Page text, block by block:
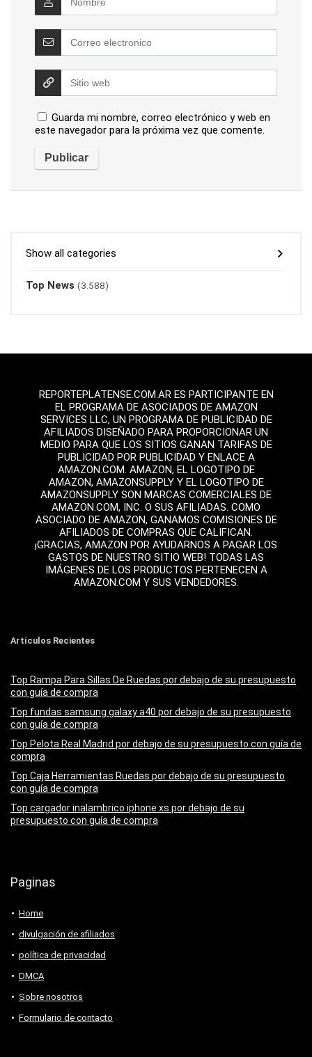
Guarda mi nombre, correo electrónico y web en
este navegador para la próxima vez que comente.
Show all categories
Top News (3.588)
REPORTEPLATENSE.COM.AR ES PARTICIPANTE EN
EL PROGRAMA DE ASOCIADOS DE AMAZON
SERVICES LLC, UN PROGRAMA DE PUBLICIDAD DE
AFILIADOS DISEÑADO PARA PROPORCIONAR UN
MEDIO PARA QUE LOS SITIOS GANAN TARIFAS DE
PUBLICIDAD POR PUBLICIDAD Y ENLACE A
AMAZON.COM. AMAZON, EL LOGOTIPO DE
AMAZON, AMAZONSUPPLY Y EL LOGOTIPO DE
AMAZONSUPPLY SON MARCAS COMERCIALES DE
AMAZON.COM, INC. O SUS AFILIADAS. COMO
ASOCIADO DE AMAZON, GANAMOS COMISIONES DE
AFILIADOS DE COMPRAS QUE CALIFICAN.
¡GRACIAS, AMAZON POR AYUDARNOS A PAGAR LOS
GASTOS DE NUESTRO SITIO WEB! TODAS LAS
IMÁGENES DE LOS PRODUCTOS PERTENECEN A
AMAZON.COM Y SUS VENDEDORES.
Artículos Recientes
Top Rampa Para Sillas De Ruedas por debajo de su presupuesto
con guía de compra
Top fundas samsung galaxy a40 por debajo de su presupuesto
con guía de compra
Top Pelota Real Madrid por debajo de su presupuesto con guía de
compra
Top Caja Herramientas Ruedas por debajo de su presupuesto
con guía de compra
Top cargador inalambrico iphone xs por debajo de su
presupuesto con guía de compra
Paginas
Home
divulgación de afiliados
política de privacidad
DMCA
Sobre nosotros
Formulario de contacto